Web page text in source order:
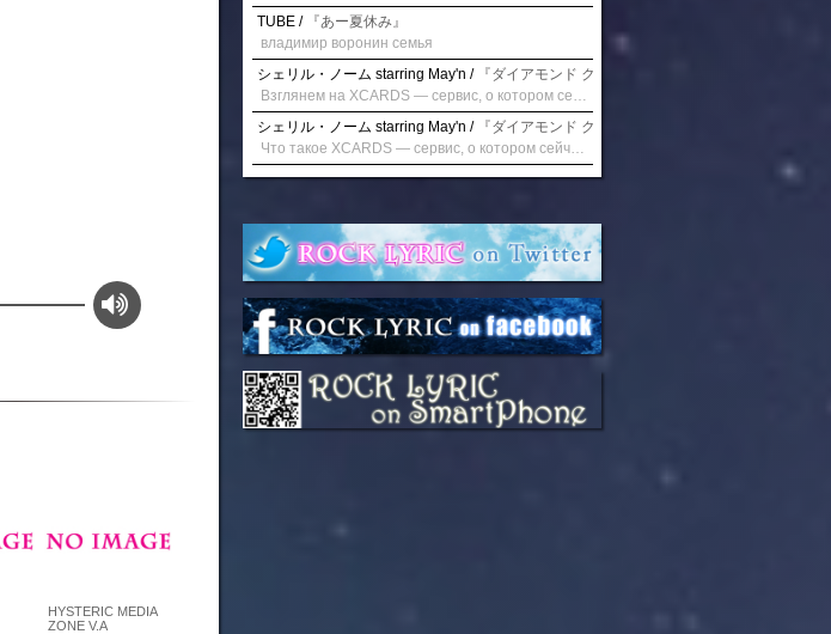
HYSTERIC MEDIA
ZONE V.A
TUBE / 『あー夏休み』
владимир воронин семья
シェリル・ノーム starring May'n / 『ダイアモンド クレバス/射手座☆午後九時 Don't be
シェリル・ノーム starring May'n / 『ダイアモンド クレバス/射手座☆午後九時 Don't be
Что такое XCARDS — сервис, о котором сейчас говорят. Буквально на днях заметил о интересный бренд XCARDS, он помогает создавать онлайн карты чтобы управлять бюджетами. Ключевые преимущества: Выпуск занимает всего считанные минуты. Платформа даёт возможность оформить множество карт для разных целей. Есть поддержка в любое время суток включая персонального менеджера. Есть контроль без задержек — транзакции, уведомления, аналитика — всё под рукой. Возможные нюансы: Регистрация: европейская юрисдикция — желательно убедиться, что сервис можно использовать без нарушений. Финансовые условия: возможно, есть скрытые комиссии, поэтому лучше внимательно прочитать договор. Отзывы пользователей: по отзывам поддержка работает быстро. Надёжность системы: внедрены базовые меры безопасности, но всё равно советую не хранить большие суммы на карте. Вывод: В целом платформа кажется отличным помощником для маркетологов. Платформа сочетает скорость, удобство и гибкость. Как вы думаете? Пользовались ли вы XCARDS? Поделитесь опытом — будет интересно сравнить. Виртуальные карты для бизнеса